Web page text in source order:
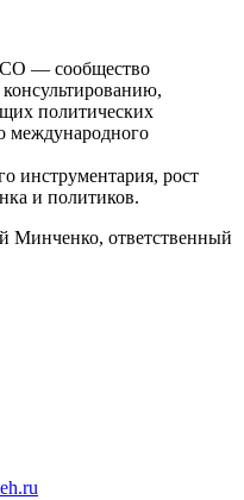
— сообщество
политических
международного
инструментария, рост
и политиков.
Минченко, ответственный